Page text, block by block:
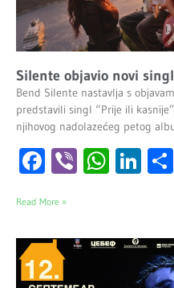
Silente objavio novi
Bend Silente nastavlja s
predstavili singl “Prije ili
njihovog nadolazećeg petog
Facebook
Viber
Read More »